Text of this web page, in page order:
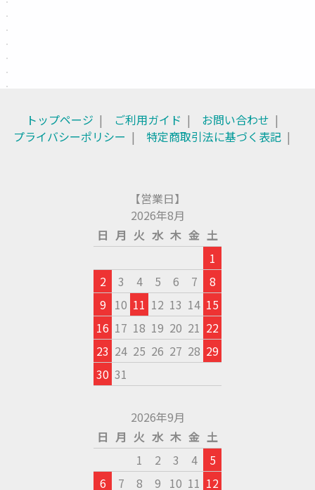
トップページ ご利用ガイド
お問い合わせ
プライバシーポリシー
特定商取引法に基づく表記
【営業日】
2026年8月
日 月 火 水 木 金 土
1
2
3 4 5 6 7
8
9 10 11 12 13 14 15
16 17 18 19 20 21 22
23 24 25 26 27 28 29
30 31
2026年9月
日 月 火 水 木 金 土
1
2 3 4
5
6
7 8 9 10 11 12